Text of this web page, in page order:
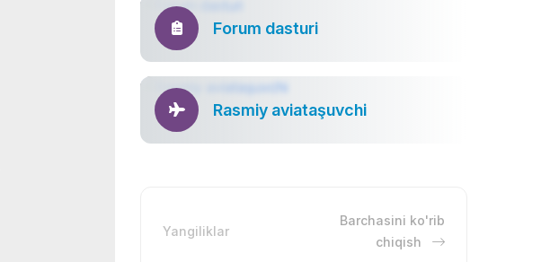
Forum dasturi
Rasmiy aviataşuvchi
Yangiliklar
Barchasini ko'rib
chiqish